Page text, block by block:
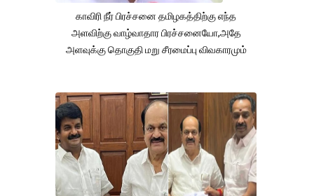
காவிரி நீர் பிரச்சனை தமிழகத்திற்கு எந்த
அளவிற்கு வாழ்வாதார பிரச்சனையோ,அதே
அளவுக்கு தொகுதி மறு சீரமைப்பு விவகாரமும்